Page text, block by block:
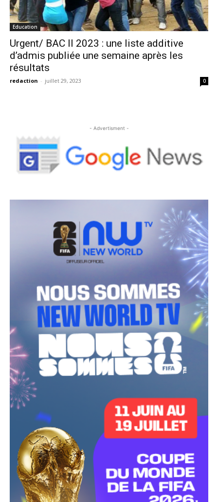
Education
Urgent/ BAC II 2023 : une liste additive
d’admis publiée une semaine après les
résultats
redaction - juillet 29, 2023 0
- Advertisment -